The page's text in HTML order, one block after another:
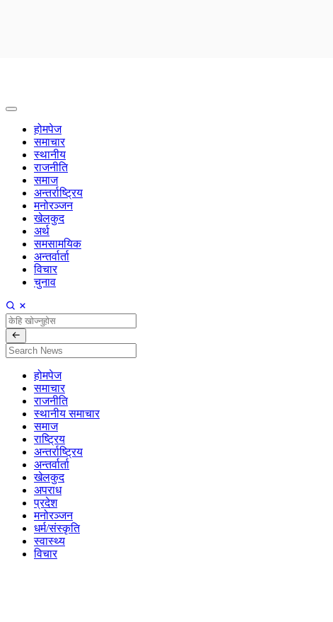
होमपेज
समाचार
स्थानीय
राजनीति
समाज
अन्तर्राष्ट्रिय
मनोरञ्जन
खेलकुद
अर्थ
समसामयिक
अन्तर्वार्ता
विचार
चुनाव
होमपेज
समाचार
राजनीति
स्थानीय समाचार
समाज
राष्ट्रिय
अन्तर्राष्ट्रिय
अन्तर्वार्ता
खेलकुद
अपराध
प्रदेश
मनोरञ्जन
धर्म/संस्कृति
स्वास्थ्य
विचार